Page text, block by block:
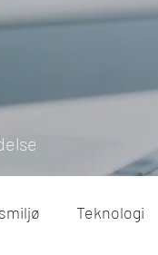
Teknologi